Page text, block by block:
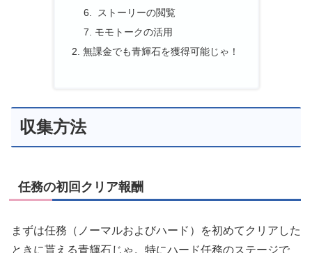
ストーリーの閲覧
モモトークの活用
無課金でも青輝石を獲得可能じゃ！
収集方法
任務の初回クリア報酬
まずは任務（ノーマルおよびハード）を初めてクリアした
ときに貰える青輝石じゃ。特にハード任務のステージで